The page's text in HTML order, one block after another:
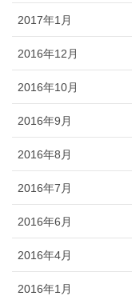
2017年1月
2016年12月
2016年10月
2016年9月
2016年8月
2016年7月
2016年6月
2016年4月
2016年1月